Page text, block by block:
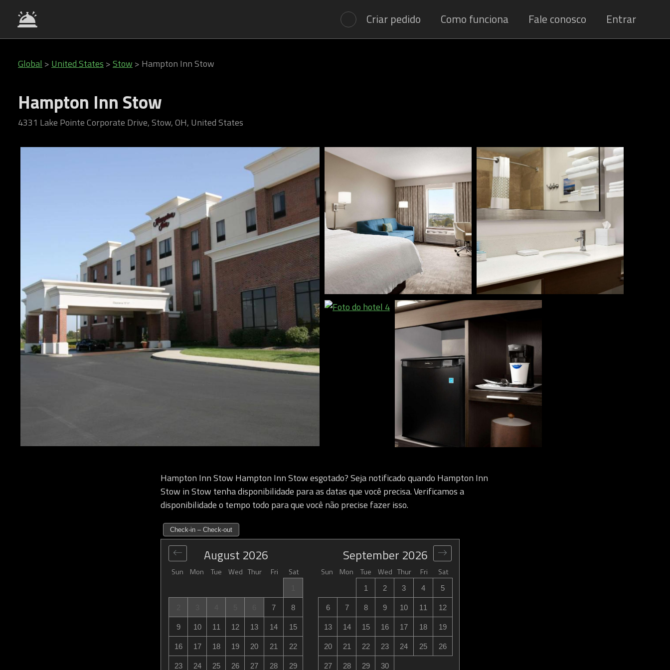
Criar pedido Como funciona Fale conosco Entrar
Global > United States >Stow > Hampton Inn Stow
Hampton Inn Stow
4331 Lake Pointe Corporate Drive, Stow, OH, United States
Hampton Inn Stow Hampton Inn Stow esgotado? Seja notificado quando Hampton Inn
Stow in Stow tenha disponibilidade para as datas que você precisa. Verificamos a
disponibilidade o tempo todo para que você não precise fazer isso.
Check-in – Check-out
Sun Mon Tue Wed Thur Fri Sat Sun Mon Tue Wed Thur Fri Sat
August 2026
7 8
9 10 11 12 13 14 15
16 17 18 19 20 21 22
23 24 25 26 27 28 29
September 2026
1 2 3 4 5
6 7 8 9 10 11 12
13 14 15 16 17 18 19
20 21 22 23 24 25 26
27 28 29 30